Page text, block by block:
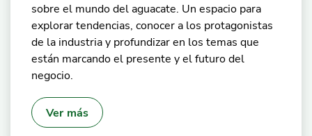
sobre el mundo del aguacate. Un espacio para
explorar tendencias, conocer a los protagonistas
de la industria y profundizar en los temas que
están marcando el presente y el futuro del
negocio.
Ver más